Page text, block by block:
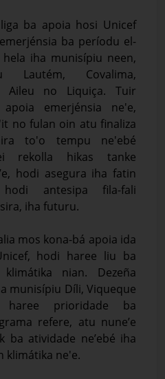
ba apoia hosi Unicef
ba períodu el-
hela iha munisípiu neen,
Lautém, Covalima,
Aileu no Liquiça. Tuir
emerjénsia ne'e,
no fulan oin atu finaliza
to'o tempu ne'ebé
rekolla hikas tanke
hodi asegura iha fatin
hodi antesipa fila-fali
iha futuru.
mos kona-bá apoia ida
hodi haree liu ba
nian. Dezeña
munisípiu Díli, Viqueque
prioridade ba
refere, atu nune’e
ba atividade ne’ebé iha
klimátika ne'e.